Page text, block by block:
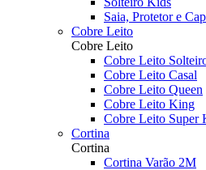
Saia, Protetor e
Cobre Leito
Cobre Leito
Cobre Leito
Cobre Leito Casal
Cobre Leito Queen
Cobre Leito King
Cobre Leito Super
Cortina
Cortina
Cortina Varão 2M